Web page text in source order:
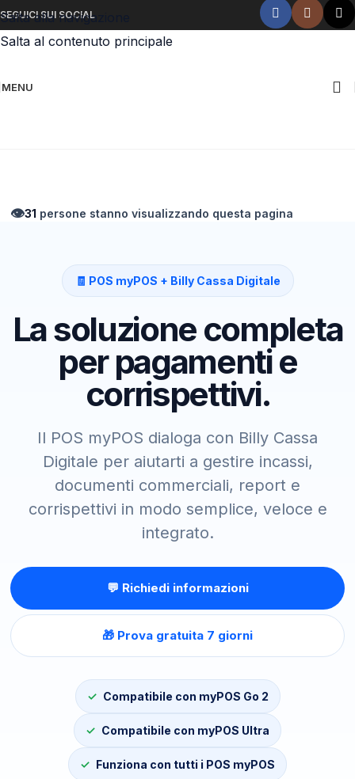
Salta alla navigazione
Salta al contenuto principale
SEGUICI SUI SOCIAL
MENU
👁️31 persone stanno visualizzando questa pagina
🧾 POS myPOS + Billy Cassa Digitale
La soluzione completa
per pagamenti e
corrispettivi.
Il POS myPOS dialoga con Billy Cassa
Digitale per aiutarti a gestire incassi,
documenti commerciali, report e
corrispettivi in modo semplice, veloce e
integrato.
💬 Richiedi informazioni
🎁 Prova gratuita 7 giorni
Compatibile con myPOS Go 2
Compatibile con myPOS Ultra
Funziona con tutti i POS myPOS